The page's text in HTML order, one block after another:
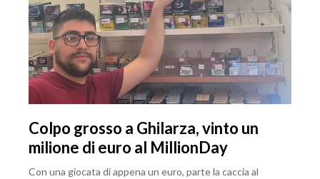
Colpo grosso a Ghilarza, vinto un
milione di euro al MillionDay
Con una giocata di appena un euro, parte la caccia al